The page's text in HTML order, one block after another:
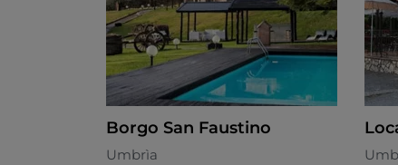
Borgo San Faustino
Umbrìa